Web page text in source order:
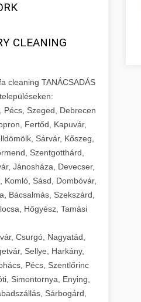
CLEANING
cleaning TANÁCSADÁS
Pécs, Szeged, Debrecen
Fertőd, Kapuvár,
Sárvár, Kőszeg,
Szentgotthárd,
Jánosháza, Devecser,
Komló, Sásd, Dombóvár,
Bácsalmás, Szekszárd,
Hőgyész, Tamási
Csurgó, Nagyatád,
Sellye, Harkány,
Pécs, Szentlőrinc
Simontornya, Enying,
Sárbogárd,